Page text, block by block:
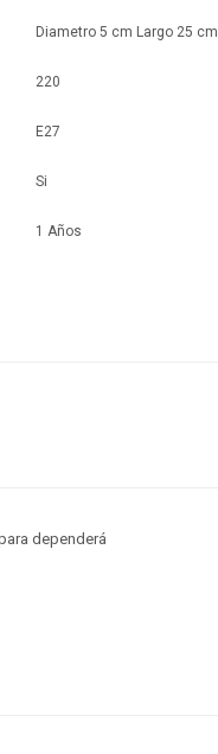
Diametro 5 cm Largo 25 cm
220
E27
Si
1 Años
dependerá